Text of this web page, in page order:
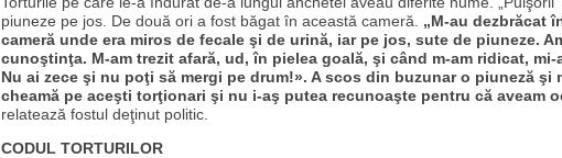
piuneze pe jos. De două ori a fost băgat în această cameră. „M-au dezbrăcat
cameră unde era miros de fecale şi de urină, iar pe jos, sute de piuneze.
cunoştinţa. M-am trezit afară, ud, în pielea goală, şi când m-am ridicat,
Nu ai zece şi nu poţi să mergi pe drum!». A scos din buzunar o piuneză
cheamă pe aceşti torţionari şi nu i-aş putea recunoaşte pentru că aveam
relatează fostul deţinut politic.
CODUL TORTURILOR